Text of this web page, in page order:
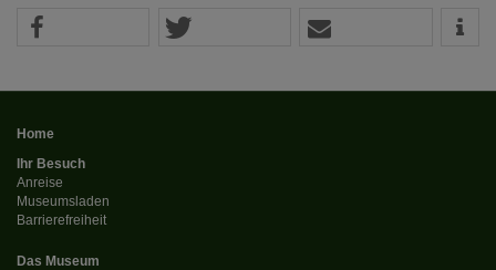
Home
Ihr Besuch
Anreise
Museumsladen
Barrierefreiheit
Das Museum